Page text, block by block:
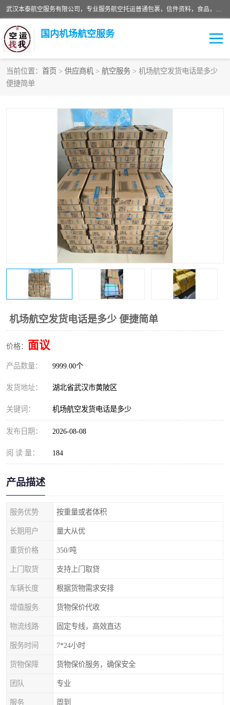
武汉本泰航空服务有限公司，专业服务航空托运普通包裹，信件资料，食品，服装，快消品等运输的专线空运，完善的网络服务确保为客户提供准确、*、安全的“门对门”服务，本着“诚信为本、精诚合作”的服务宗旨.“以安全运输为保障，以运价合理要求市场”的经营理念。武汉机场货运、武汉航空物流、武汉空运、武汉天河国际机场东方、南方、国际航空、机场空运业务覆盖国内二三线机场城市，如：武汉-敦煌、武汉-柳州等
国内机场航空服务
当前位置： 首页 > 供应商机 > 航空服务 > 机场航空发货电话是多少
便捷简单
机场航空发货电话是多少 便捷简单
价格： 面议
产品数量： 9999.00个
发货地址： 湖北省武汉市黄陂区
关键词： 机场航空发货电话是多少
发布日期： 2026-08-08
阅 读 量： 184
产品描述
服务优势 按重量或者体积
长期用户 量大从优
重货价格 350/吨
上门取货 支持上门取贷
车辆长度 根据货物需求安排
增值服务 货物保价代收
物流线路 固定专线，高效直达
服务时间 7*24小时
货物保障 货物保价服务，确保安全
团队 专业
服务 周到
航空服务